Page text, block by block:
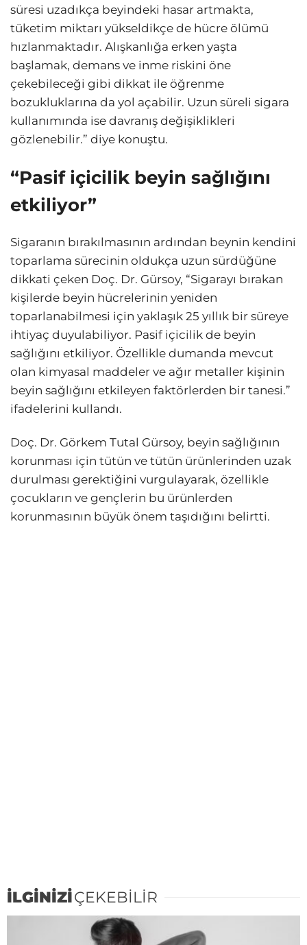
süresi uzadıkça beyindeki hasar artmakta,
tüketim miktarı yükseldikçe de hücre ölümü
hızlanmaktadır. Alışkanlığa erken yaşta
başlamak, demans ve inme riskini öne
çekebileceği gibi dikkat ile öğrenme
bozukluklarına da yol açabilir. Uzun süreli sigara
kullanımında ise davranış değişiklikleri
gözlenebilir.” diye konuştu.
“Pasif içicilik beyin sağlığını
etkiliyor”
Sigaranın bırakılmasının ardından beynin kendini
toparlama sürecinin oldukça uzun sürdüğüne
dikkati çeken Doç. Dr. Gürsoy, “Sigarayı bırakan
kişilerde beyin hücrelerinin yeniden
toparlanabilmesi için yaklaşık 25 yıllık bir süreye
ihtiyaç duyulabiliyor. Pasif içicilik de beyin
sağlığını etkiliyor. Özellikle dumanda mevcut
olan kimyasal maddeler ve ağır metaller kişinin
beyin sağlığını etkileyen faktörlerden bir tanesi.”
ifadelerini kullandı.
Doç. Dr. Görkem Tutal Gürsoy, beyin sağlığının
korunması için tütün ve tütün ürünlerinden uzak
durulması gerektiğini vurgulayarak, özellikle
çocukların ve gençlerin bu ürünlerden
korunmasının büyük önem taşıdığını belirtti.
İLGİNİZİÇEKEBİLİR